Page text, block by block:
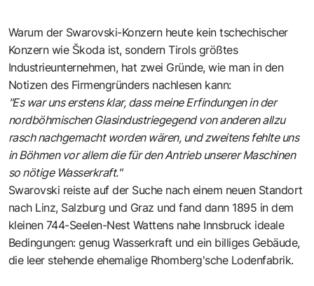
Warum der Swarovski-Konzern heute kein tschechischer
Konzern wie Škoda ist, sondern Tirols größtes
Industrieunternehmen, hat zwei Gründe, wie man in den
Notizen des Firmengründers nachlesen kann:
"Es war uns erstens klar, dass meine Erfindungen in der
nordböhmischen Glasindustriegegend von anderen allzu
rasch nachgemacht worden wären, und zweitens fehlte uns
in Böhmen vor allem die für den Antrieb unserer Maschinen
so nötige Wasserkraft."
Swarovski reiste auf der Suche nach einem neuen Standort
nach Linz, Salzburg und Graz und fand dann 1895 in dem
kleinen 744-Seelen-Nest Wattens nahe Innsbruck ideale
Bedingungen: genug Wasserkraft und ein billiges Gebäude,
die leer stehende ehemalige Rhomberg'sche Lodenfabrik.